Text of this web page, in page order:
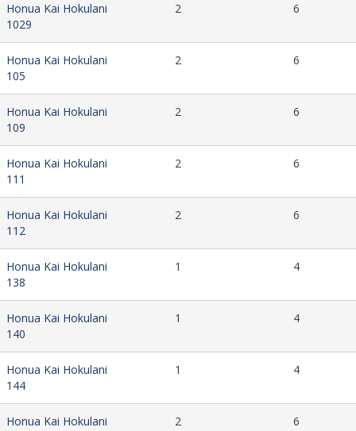
Honua Kai Hokulani
1029
2 6
Honua Kai Hokulani
105
2 6
Honua Kai Hokulani
109
2 6
Honua Kai Hokulani
111
2 6
Honua Kai Hokulani
112
2 6
Honua Kai Hokulani
138
1 4
Honua Kai Hokulani
140
1 4
Honua Kai Hokulani
144
1 4
Honua Kai Hokulani
2 6